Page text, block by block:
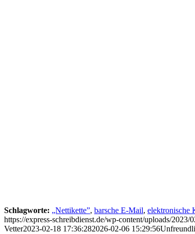
Schlagworte: „Nettikette”, barsche E-Mail, elektronische
https://express-schreibdienst.de/wp-content/uploads/2023/
Vetter2023-02-18 17:36:282026-02-06 15:29:56